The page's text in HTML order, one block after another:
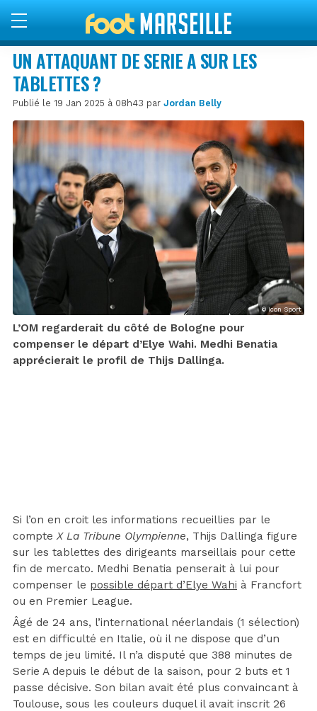
UN ATTAQUANT DE SERIE A SUR LES
TABLETTES ?
Publié le 19 Jan 2025 à 08h43 par Jordan Belly
© Icon Sport
L’OM regarderait du côté de Bologne pour
compenser le départ d’Elye Wahi. Medhi Benatia
apprécierait le profil de Thijs Dallinga.
Si l’on en croit les informations recueillies par le
compte X La Tribune Olympienne, Thijs Dallinga figure
sur les tablettes des dirigeants marseillais pour cette
fin de mercato. Medhi Benatia penserait à lui pour
compenser le possible départ d’Elye Wahi à Francfort
ou en Premier League.
Âgé de 24 ans, l’international néerlandais (1 sélection)
est en difficulté en Italie, où il ne dispose que d’un
temps de jeu limité. Il n’a disputé que 388 minutes de
Serie A depuis le début de la saison, pour 2 buts et 1
passe décisive. Son bilan avait été plus convaincant à
Toulouse, sous les couleurs duquel il avait inscrit 26